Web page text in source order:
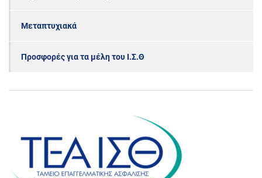
Μεταπτυχιακά
Προσφορές για τα μέλη του Ι.Σ.Θ